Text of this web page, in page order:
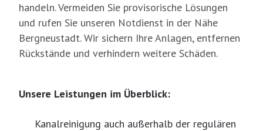
handeln. Vermeiden Sie provisorische Lösungen
und rufen Sie unseren Notdienst in der Nähe
Bergneustadt. Wir sichern Ihre Anlagen, entfernen
Rückstände und verhindern weitere Schäden.
Unsere Leistungen im Überblick:
Kanalreinigung auch außerhalb der regulären